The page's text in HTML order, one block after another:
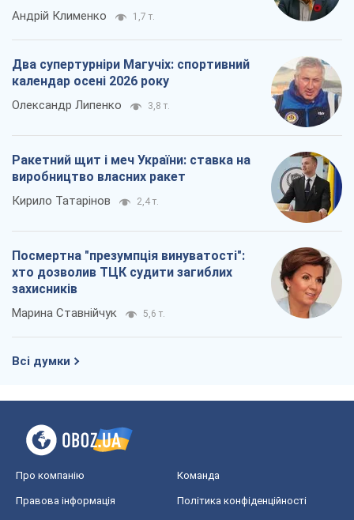
Андрій Клименко 1,7 т.
Два супертурніри Магучіх: спортивний
календар осені 2026 року
Олександр Липенко 3,8 т.
Ракетний щит і меч України: ставка на
виробництво власних ракет
Кирило Татарінов 2,4 т.
Посмертна "презумпція винуватості":
хто дозволив ТЦК судити загиблих
захисників
Марина Ставнійчук 5,6 т.
Всі думки
Про компанію Команда
Правова інформація Політика конфіденційності